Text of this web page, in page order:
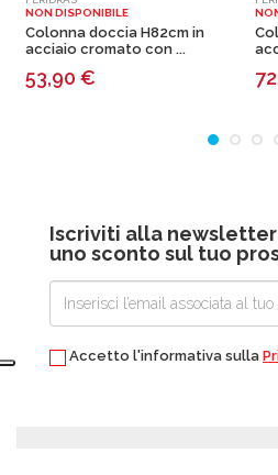
NON DISPONIBILE
Colonna doccia H82cm in
acciaio cromato con ...
53,90 €
Iscriviti alla
uno sconto sul tuo
Accetto l'informativa sulla